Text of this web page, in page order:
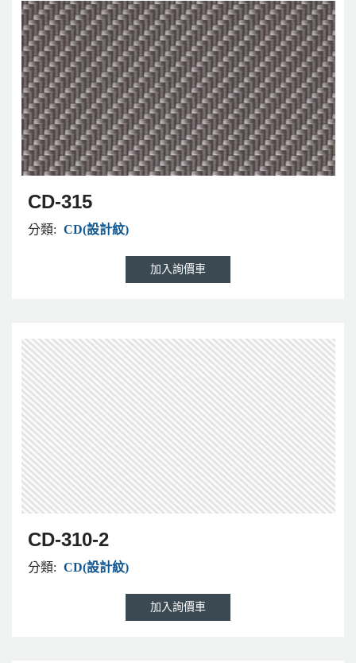
CD-315
分類: CD(設計紋)
CD-310-2
分類: CD(設計紋)